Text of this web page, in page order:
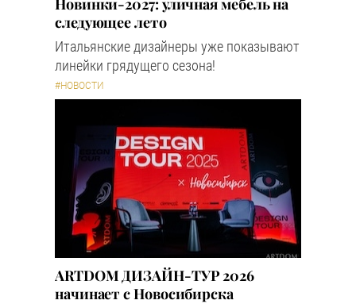
Новинки-2027: уличная мебель на
следующее лето
Итальянские дизайнеры уже показывают
линейки грядущего сезона!
#НОВОСТИ
ARTDOM ДИЗАЙН-ТУР 2026
начинает с Новосибирска